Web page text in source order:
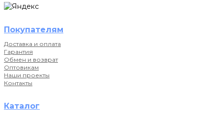
Покупателям
Доставка и оплата
Гарантия
Обмен и возврат
Оптовикам
Наши проекты
Контакты
Каталог